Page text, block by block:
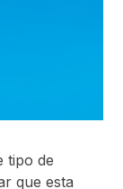
tipo de
que esta